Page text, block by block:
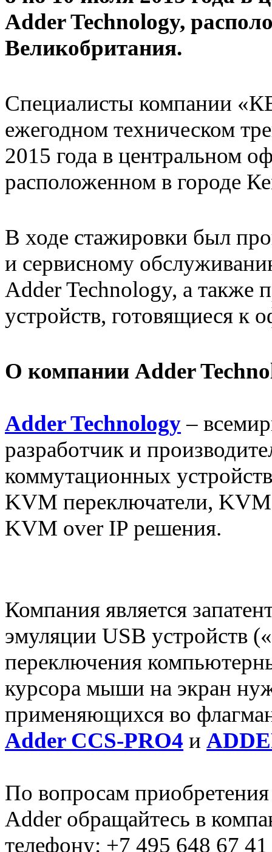
Adder Technology,
Великобритания.
Специалисты компании
ежегодном техническом
2015 года в центральном
расположенном в городе
В ходе стажировки был
и сервисному
Adder Technology, а также
устройств, готовящиеся к
О компании Adder
Adder Technology–
разработчик и
коммутационных
KVM переключатели,
KVM over IP решения.
Компания является
эмуляции USB устройств
переключения
курсора мыши на экран
применяющихся во
Adder CCS-PRO4 и
По вопросам
Adder обращайтесь в
телефону: +7 495 648 67